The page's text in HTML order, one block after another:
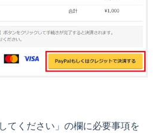
てください」の欄に必要事項を